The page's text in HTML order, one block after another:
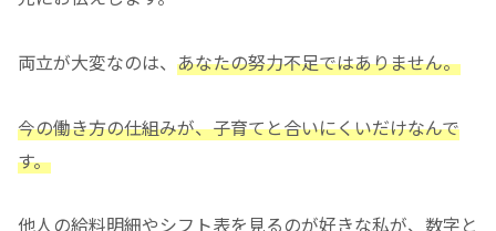
両立が大変なのは、 あなたの努力不足ではありません。
今の働き方の仕組みが、子育てと合いにくいだけなんで
す。
他人の給料明細やシフト表を見るのが好きな私が、数字と